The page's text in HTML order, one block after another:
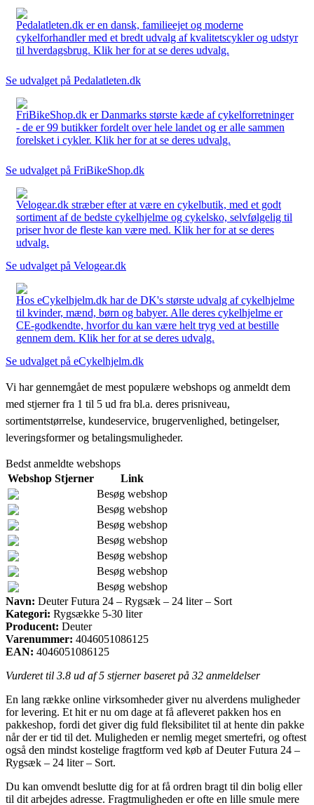
Pedalatleten.dk er en dansk, familieejet og moderne
cykelforhandler med et bredt udvalg af kvalitetscykler og udstyr
til hverdagsbrug. Klik her for at se deres udvalg.
Se udvalget på Pedalatleten.dk
FriBikeShop.dk er Danmarks største kæde af cykelforretninger
- de er 99 butikker fordelt over hele landet og er alle sammen
forelsket i cykler. Klik her for at se deres udvalg.
Se udvalget på FriBikeShop.dk
Velogear.dk stræber efter at være en cykelbutik, med et godt
sortiment af de bedste cykelhjelme og cykelsko, selvfølgelig til
priser hvor de fleste kan være med. Klik her for at se deres
udvalg.
Se udvalget på Velogear.dk
Hos eCykelhjelm.dk har de DK's største udvalg af cykelhjelme
til kvinder, mænd, børn og babyer. Alle deres cykelhjelme er
CE-godkendte, hvorfor du kan være helt tryg ved at bestille
gennem dem. Klik her for at se deres udvalg.
Se udvalget på eCykelhjelm.dk
Vi har gennemgået de mest populære webshops og anmeldt dem
med stjerner fra 1 til 5 ud fra bl.a. deres prisniveau,
sortimentstørrelse, kundeservice, brugervenlighed, betingelser,
leveringsformer og betalingsmuligheder.
Bedst anmeldte webshops
Webshop Stjerner
Link
Besøg webshop
Besøg webshop
Besøg webshop
Besøg webshop
Besøg webshop
Besøg webshop
Besøg webshop
Navn: Deuter Futura 24 – Rygsæk – 24 liter – Sort
Kategori: Rygsække 5-30 liter
Producent: Deuter
Varenummer: 4046051086125
EAN: 4046051086125
Vurderet til 3.8 ud af 5 stjerner baseret på 32 anmeldelser
En lang række online virksomheder giver nu alverdens muligheder
for levering. Et hit er nu om dage at få afleveret pakken hos en
pakkeshop, fordi det giver dig fuld fleksibilitet til at hente din pakke
når der er tid til det. Muligheden er nemlig meget smertefri, og oftest
også den mindst kostelige fragtform ved køb af Deuter Futura 24 –
Rygsæk – 24 liter – Sort.
Du kan omvendt beslutte dig for at få ordren bragt til din bolig eller
til dit arbejdes adresse. Fragtmuligheden er ofte en lille smule mere